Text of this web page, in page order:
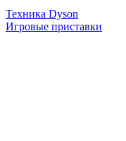
Техника Dyson
Игровые приставки